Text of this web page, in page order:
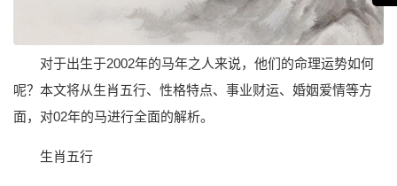
对于出生于2002年的马年之人来说，他们的命理运势如何
呢？本文将从生肖五行、性格特点、事业财运、婚姻爱情等方
面，对02年的马进行全面的解析。
生肖五行